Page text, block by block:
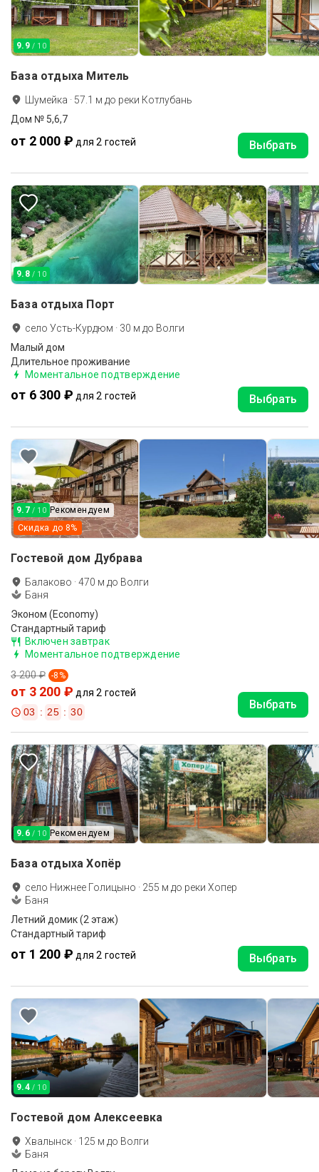
9.9 / 10
База отдыха Митель
Шумейка · 57.1 м до реки Котлубань
Дом № 5,6,7
от 2 000 ₽ для 2 гостей Выбрать
9.8 / 10
База отдыха Порт
село Усть-Курдюм · 30 м до Волги
Малый дом
Длительное проживание
Моментальное подтверждение
от 6 300 ₽ для 2 гостей Выбрать
9.7 / 10
Рекомендуем
Скидка до 8%
Гостевой дом Дубрава
Балаково ·470 м до Волги
Баня
Эконом (Economy)
Стандартный тариф
Включен завтрак
Моментальное подтверждение
3 200 ₽ -8 %
от 3 200 ₽ для 2 гостей
03 : 25 : 29
Выбрать
9.6 / 10 Рекомендуем
База отдыха Хопёр
село Нижнее Голицыно · 255 м до реки Хопер
Баня
Летний домик (2 этаж)
Стандартный тариф
от 1 200 ₽ для 2 гостей Выбрать
9.4 / 10
Гостевой дом Алексеевка
Хвалынск · 125 м до Волги
Баня